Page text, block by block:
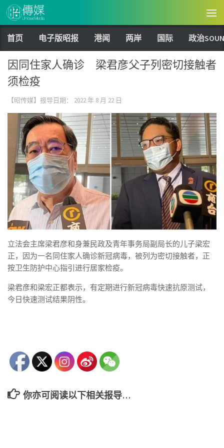
Skip to content
首页 电子版昭报 港闻 两岸 国际 政治
因同住家人确诊 梁君彦父子列密切接触者
须检疫
【昭传媒】报导日期： 2022 年 8 月 22 日
立法会主席梁君彦和身兼民政及青年事务局副局长的儿子梁宏
正，因为一名同住家人确诊新冠病毒，被列为密切接触者，正
按卫生防护中心指引进行居家检疫。
梁君彦和梁宏正都表示，有定期进行新冠病毒快速抗原测试，
今日快速测试结果阴性。
你亦可阅读以下相关报导…